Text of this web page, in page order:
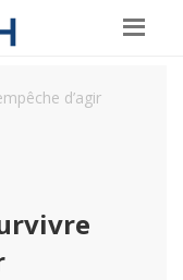
d’agir